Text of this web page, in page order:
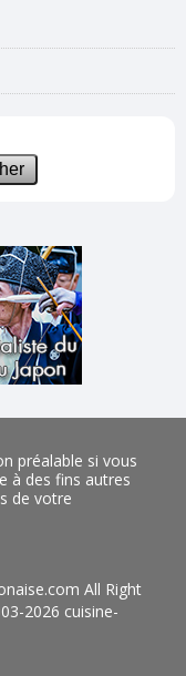
préalable si vous
à des fins autres
de votre
All Right
2026 cuisine-